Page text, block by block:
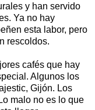
y han servido
Ya no hay
esta labor, pero
rescoldos.
cafés que hay
Algunos los
Gijón. Los
malo no es lo que